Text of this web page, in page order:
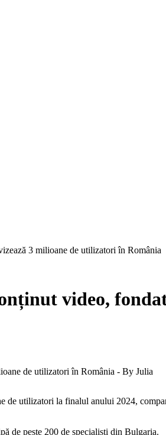
3 milioane de utilizatori în România
video,
utilizatori la finalul anului 2024,
de peste 200 de specialiști din Bulgaria.